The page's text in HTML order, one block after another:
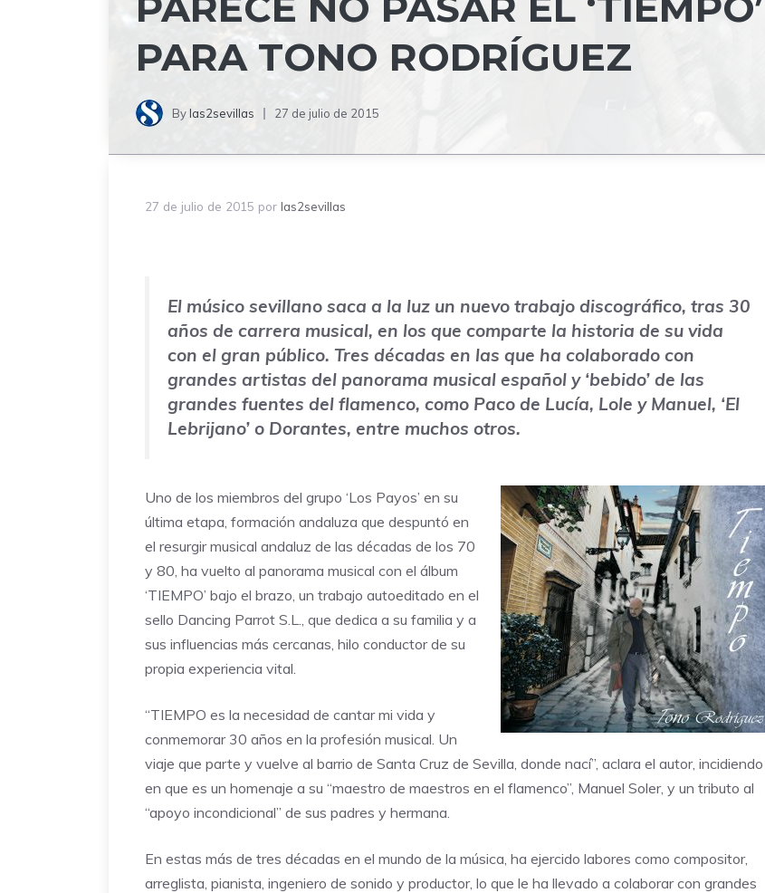
PARA TONO RODRÍGUEZ
Bylas2sevillas 27 de julio de 2015
27 de julio de 2015 por las2sevillas
El músico sevillano saca a la luz un nuevo trabajo discográfico, tras 30
años de carrera musical, en los que comparte la historia de su vida
con el gran público. Tres décadas en las que ha colaborado con
grandes artistas del panorama musical español y ‘bebido’ de las
grandes fuentes del flamenco, como Paco de Lucía, Lole y Manuel, ‘El
Lebrijano’ o Dorantes, entre muchos otros.
Uno de los miembros del grupo ‘Los Payos’ en su
última etapa, formación andaluza que despuntó en
el resurgir musical andaluz de las décadas de los 70
y 80, ha vuelto al panorama musical con el álbum
‘TIEMPO’ bajo el brazo, un trabajo autoeditado en el
sello Dancing Parrot S.L., que dedica a su familia y a
sus influencias más cercanas, hilo conductor de su
propia experiencia vital.
“TIEMPO es la necesidad de cantar mi vida y
conmemorar 30 años en la profesión musical. Un
viaje que parte y vuelve al barrio de Santa Cruz de Sevilla, donde nací”, aclara el autor, incidiendo
en que es un homenaje a su “maestro de maestros en el flamenco”, Manuel Soler, y un tributo al
“apoyo incondicional” de sus padres y hermana.
En estas más de tres décadas en el mundo de la música, ha ejercido labores como compositor,
arreglista, pianista, ingeniero de sonido y productor, lo que le ha llevado a colaborar con grandes